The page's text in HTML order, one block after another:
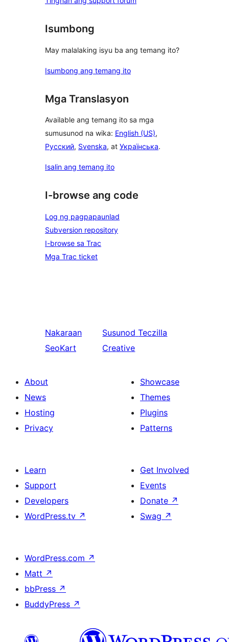
Isumbong
May malalaking isyu ba ang temang ito?
Isumbong ang temang ito
Mga Translasyon
Available ang temang ito sa mga
sumusunod na wika: English (US),
Русский, Svenska, at Українська.
Isalin ang temang ito
I-browse ang code
Log ng pagpapaunlad
Subversion repository
I-browse sa Trac
Mga Trac ticket
Nakaraan
SeoKart
Susunod Teczilla
Creative
About
News
Hosting
Privacy
Showcase
Themes
Plugins
Patterns
Learn
Support
Developers
WordPress.tv ↗
Get Involved
Events
Donate ↗
Swag ↗
WordPress.com ↗
Matt ↗
bbPress ↗
BuddyPress ↗